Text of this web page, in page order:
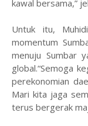
kawal bersama,”
Untuk itu,
momentum
menuju Sumbar
global.“Semoga
perekonomian
Mari kita jaga
terus bergerak